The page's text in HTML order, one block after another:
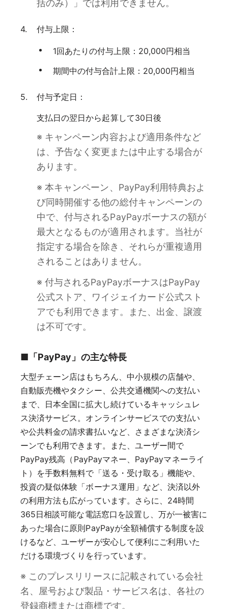
括のみ）」では利用できません。
付与上限：
1回あたりの付与上限：20,000円相当
期間中の付与合計上限：20,000円相当
付与予定日：
支払日の翌日から起算して30日後
※ キャンペーン内容および適用条件など
は、予告なく変更または中止する場合が
あります。
※ 本キャンペーン、PayPay利用特典およ
び同時開催する他の総付キャンペーンの
中で、付与されるPayPayボーナスの額が
最大となるものが適用されます。当社が
指定する場合を除き、それらが重複適用
されることはありません。
※ 付与されるPayPayボーナスはPayPay
公式ストア、ワイジェイカード公式スト
アでも利用できます。また、出金、譲渡
は不可です。
■「PayPay」の主な特長
大型チェーン店はもちろん、中小規模の店舗や、
自動販売機やタクシー、公共交通機関への支払い
まで、日本全国に拡大し続けているキャッシュレ
ス決済サービス。オンラインサービスでの支払い
や公共料金の請求書払いなど、さまざまな決済シ
ーンでも利用できます。また、ユーザー間で
PayPay残高（PayPayマネー、PayPayマネーライ
ト）を手数料無料で「送る・受け取る」機能や、
投資の疑似体験「ボーナス運用」など、決済以外
の利用方法も広がっています。さらに、24時間
365日相談可能な電話窓口を設置し、万が一被害に
あった場合に原則PayPayが全額補償する制度を設
けるなど、ユーザーが安心して便利にご利用いた
だける環境づくりを行っています。
※ このプレスリリースに記載されている会社
名、屋号および製品・サービス名は、各社の
登録商標または商標です。